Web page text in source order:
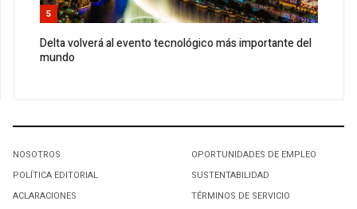
5
Delta volverá al evento tecnológico más importante del
mundo
NOSOTROS
POLÍTICA EDITORIAL
ACLARACIONES
OPORTUNIDADES DE EMPLEO
SUSTENTABILIDAD
TÉRMINOS DE SERVICIO